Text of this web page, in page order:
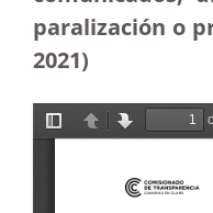
paralización o
2021)